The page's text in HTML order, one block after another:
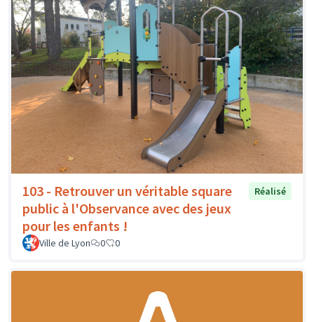
103 - Retrouver un véritable square
public à l'Observance avec des jeux
pour les enfants !
Réalisé
Ville de Lyon 0 0